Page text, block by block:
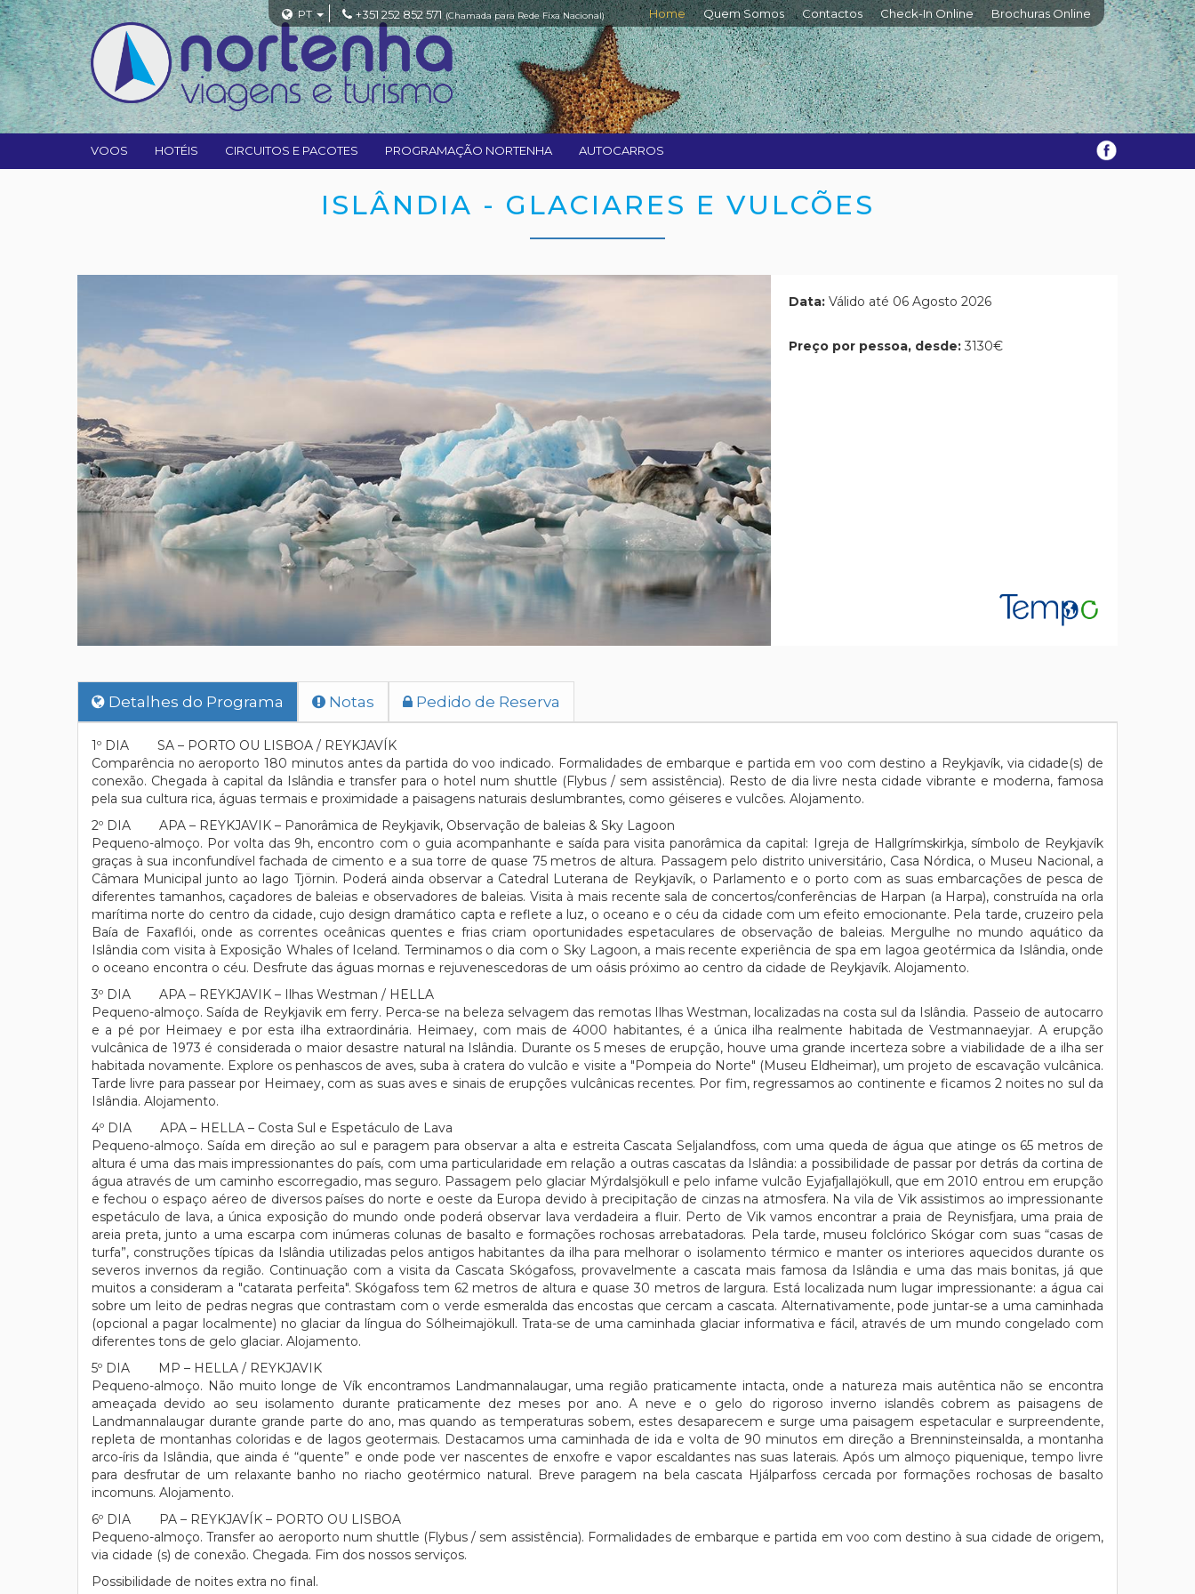
PT +351 252 852 571 (Chamada para Rede Fixa Nacional) Home Quem Somos Contactos Check-In Online Brochuras Online
VOOS HOTÉIS CIRCUITOS E PACOTES PROGRAMAÇÃO NORTENHA AUTOCARROS
ISLÂNDIA - GLACIARES E VULCÕES
Data: Válido até 06 Agosto 2026
Preço por pessoa, desde: 3130€
Detalhes do Programa Notas Pedido de Reserva
1º DIA SA – PORTO OU LISBOA / REYKJAVÍK
Comparência no aeroporto 180 minutos antes da partida do voo indicado. Formalidades de embarque e partida em voo com destino a Reykjavík, via cidade(s) de
conexão. Chegada à capital da Islândia e transfer para o hotel num shuttle (Flybus / sem assistência). Resto de dia livre nesta cidade vibrante e moderna, famosa
pela sua cultura rica, águas termais e proximidade a paisagens naturais deslumbrantes, como géiseres e vulcões. Alojamento.
2º DIA APA – REYKJAVIK – Panorâmica de Reykjavik, Observação de baleias & Sky Lagoon
Pequeno-almoço. Por volta das 9h, encontro com o guia acompanhante e saída para visita panorâmica da capital: Igreja de Hallgrímskirkja, símbolo de Reykjavík
graças à sua inconfundível fachada de cimento e a sua torre de quase 75 metros de altura. Passagem pelo distrito universitário, Casa Nórdica, o Museu Nacional, a
Câmara Municipal junto ao lago Tjörnin. Poderá ainda observar a Catedral Luterana de Reykjavík, o Parlamento e o porto com as suas embarcações de pesca de
diferentes tamanhos, caçadores de baleias e observadores de baleias. Visita à mais recente sala de concertos/conferências de Harpan (a Harpa), construída na orla
marítima norte do centro da cidade, cujo design dramático capta e reflete a luz, o oceano e o céu da cidade com um efeito emocionante. Pela tarde, cruzeiro pela
Baía de Faxaflói, onde as correntes oceânicas quentes e frias criam oportunidades espetaculares de observação de baleias. Mergulhe no mundo aquático da
Islândia com visita à Exposição Whales of Iceland. Terminamos o dia com o Sky Lagoon, a mais recente experiência de spa em lagoa geotérmica da Islândia, onde
o oceano encontra o céu. Desfrute das águas mornas e rejuvenescedoras de um oásis próximo ao centro da cidade de Reykjavík. Alojamento.
3º DIA APA – REYKJAVIK – Ilhas Westman / HELLA
Pequeno-almoço. Saída de Reykjavik em ferry. Perca-se na beleza selvagem das remotas Ilhas Westman, localizadas na costa sul da Islândia. Passeio de autocarro
e a pé por Heimaey e por esta ilha extraordinária. Heimaey, com mais de 4000 habitantes, é a única ilha realmente habitada de Vestmannaeyjar. A erupção
vulcânica de 1973 é considerada o maior desastre natural na Islândia. Durante os 5 meses de erupção, houve uma grande incerteza sobre a viabilidade de a ilha ser
habitada novamente. Explore os penhascos de aves, suba à cratera do vulcão e visite a "Pompeia do Norte" (Museu Eldheimar), um projeto de escavação vulcânica.
Tarde livre para passear por Heimaey, com as suas aves e sinais de erupções vulcânicas recentes. Por fim, regressamos ao continente e ficamos 2 noites no sul da
Islândia. Alojamento.
4º DIA APA – HELLA – Costa Sul e Espetáculo de Lava
Pequeno-almoço. Saída em direção ao sul e paragem para observar a alta e estreita Cascata Seljalandfoss, com uma queda de água que atinge os 65 metros de
altura é uma das mais impressionantes do país, com uma particularidade em relação a outras cascatas da Islândia: a possibilidade de passar por detrás da cortina de
água através de um caminho escorregadio, mas seguro. Passagem pelo glaciar Mýrdalsjökull e pelo infame vulcão Eyjafjallajökull, que em 2010 entrou em erupção
e fechou o espaço aéreo de diversos países do norte e oeste da Europa devido à precipitação de cinzas na atmosfera. Na vila de Vik assistimos ao impressionante
espetáculo de lava, a única exposição do mundo onde poderá observar lava verdadeira a fluir. Perto de Vik vamos encontrar a praia de Reynisfjara, uma praia de
areia preta, junto a uma escarpa com inúmeras colunas de basalto e formações rochosas arrebatadoras. Pela tarde, museu folclórico Skógar com suas “casas de
turfa”, construções típicas da Islândia utilizadas pelos antigos habitantes da ilha para melhorar o isolamento térmico e manter os interiores aquecidos durante os
severos invernos da região. Continuação com a visita da Cascata Skógafoss, provavelmente a cascata mais famosa da Islândia e uma das mais bonitas, já que
muitos a consideram a "catarata perfeita". Skógafoss tem 62 metros de altura e quase 30 metros de largura. Está localizada num lugar impressionante: a água cai
sobre um leito de pedras negras que contrastam com o verde esmeralda das encostas que cercam a cascata. Alternativamente, pode juntar-se a uma caminhada
(opcional a pagar localmente) no glaciar da língua do Sólheimajökull. Trata-se de uma caminhada glaciar informativa e fácil, através de um mundo congelado com
diferentes tons de gelo glaciar. Alojamento.
5º DIA MP – HELLA / REYKJAVIK
Pequeno-almoço. Não muito longe de Vík encontramos Landmannalaugar, uma região praticamente intacta, onde a natureza mais autêntica não se encontra
ameaçada devido ao seu isolamento durante praticamente dez meses por ano. A neve e o gelo do rigoroso inverno islandês cobrem as paisagens de
Landmannalaugar durante grande parte do ano, mas quando as temperaturas sobem, estes desaparecem e surge uma paisagem espetacular e surpreendente,
repleta de montanhas coloridas e de lagos geotermais. Destacamos uma caminhada de ida e volta de 90 minutos em direção a Brenninsteinsalda, a montanha
arco-íris da Islândia, que ainda é “quente” e onde pode ver nascentes de enxofre e vapor escaldantes nas suas laterais. Após um almoço piquenique, tempo livre
para desfrutar de um relaxante banho no riacho geotérmico natural. Breve paragem na bela cascata Hjálparfoss cercada por formações rochosas de basalto
incomuns. Alojamento.
6º DIA PA – REYKJAVÍK – PORTO OU LISBOA
Pequeno-almoço. Transfer ao aeroporto num shuttle (Flybus / sem assistência). Formalidades de embarque e partida em voo com destino à sua cidade de origem,
via cidade (s) de conexão. Chegada. Fim dos nossos serviços.
Possibilidade de noites extra no final.